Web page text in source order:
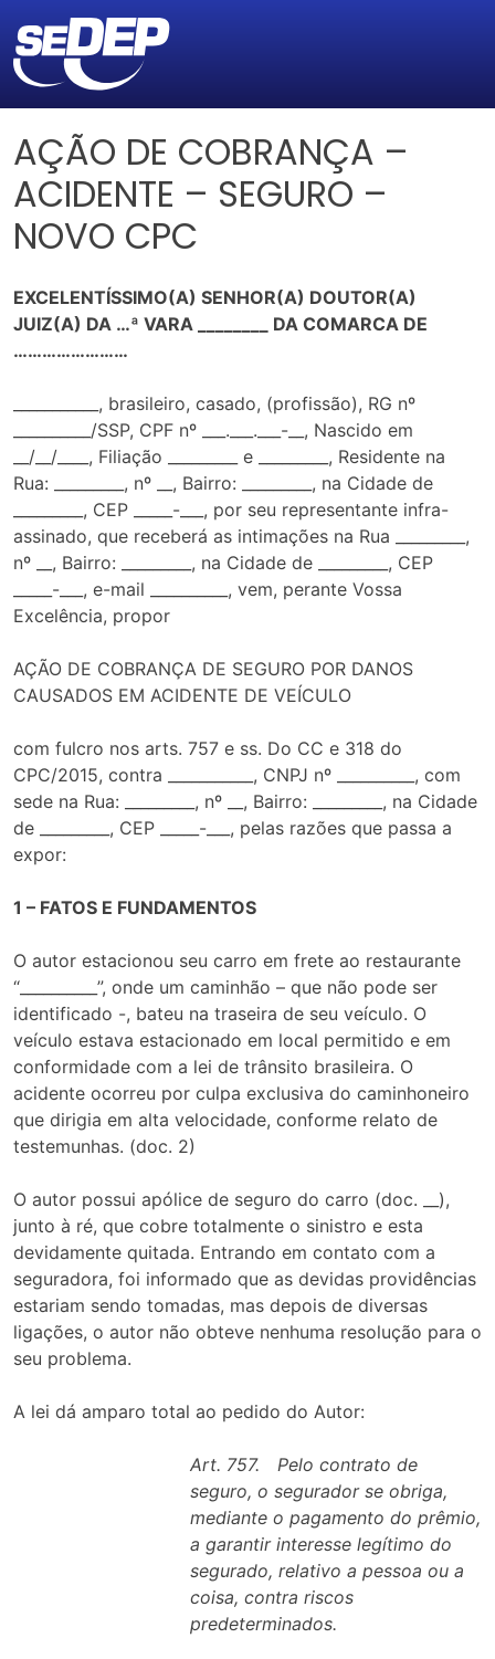
AÇÃO DE COBRANÇA –
ACIDENTE – SEGURO –
NOVO CPC
EXCELENTÍSSIMO(A) SENHOR(A) DOUTOR(A)
JUIZ(A) DA …ª VARA ________ DA COMARCA DE
……………………
___________, brasileiro, casado, (profissão), RG nº
__________/SSP, CPF nº ___.___.___-__, Nascido em
__/__/____, Filiação _________ e _________, Residente na
Rua: _________, nº __, Bairro: _________, na Cidade de
_________, CEP _____-___, por seu representante infra-
assinado, que receberá as intimações na Rua _________,
nº __, Bairro: _________, na Cidade de _________, CEP
_____-___, e-mail __________, vem, perante Vossa
Excelência, propor
AÇÃO DE COBRANÇA DE SEGURO POR DANOS
CAUSADOS EM ACIDENTE DE VEÍCULO
com fulcro nos arts. 757 e ss. Do CC e 318 do
CPC/2015, contra ___________, CNPJ nº __________, com
sede na Rua: _________, nº __, Bairro: _________, na Cidade
de _________, CEP _____-___, pelas razões que passa a
expor:
1 – FATOS E FUNDAMENTOS
O autor estacionou seu carro em frete ao restaurante
“__________”, onde um caminhão – que não pode ser
identificado -, bateu na traseira de seu veículo. O
veículo estava estacionado em local permitido e em
conformidade com a lei de trânsito brasileira. O
acidente ocorreu por culpa exclusiva do caminhoneiro
que dirigia em alta velocidade, conforme relato de
testemunhas. (doc. 2)
O autor possui apólice de seguro do carro (doc. __),
junto à ré, que cobre totalmente o sinistro e esta
devidamente quitada. Entrando em contato com a
seguradora, foi informado que as devidas providências
estariam sendo tomadas, mas depois de diversas
ligações, o autor não obteve nenhuma resolução para o
seu problema.
A lei dá amparo total ao pedido do Autor:
Art. 757. Pelo contrato de
seguro, o segurador se obriga,
mediante o pagamento do prêmio,
a garantir interesse legítimo do
segurado, relativo a pessoa ou a
coisa, contra riscos
predeterminados.